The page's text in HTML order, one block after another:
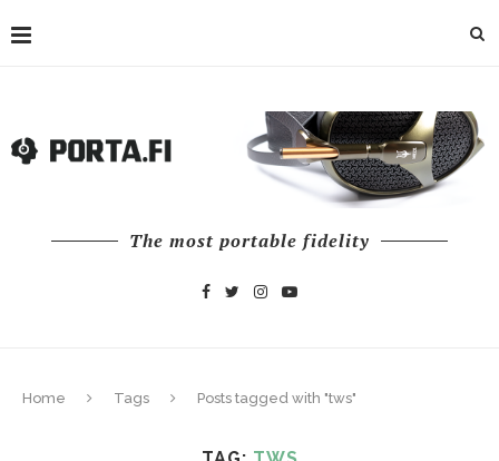
The most portable fidelity
Home Tags Posts tagged with "tws"